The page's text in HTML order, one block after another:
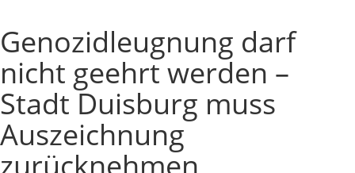
Genozidleugnung darf
nicht geehrt werden –
Stadt Duisburg muss
Auszeichnung